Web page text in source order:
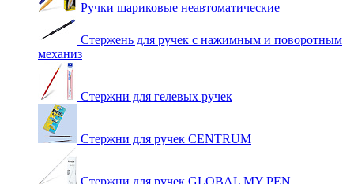
Ручки шариковые неавтоматические
Стержень для ручек с нажимным и поворотным
механиз
Стержни для гелевых ручек
Стержни для ручек CENTRUM
Стержни для ручек GLOBAL MY PEN